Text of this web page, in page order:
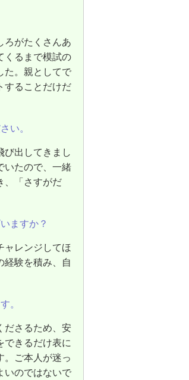
ろがたくさんあ
くるまで模試の
た。親としてで
することだけだ
い。
出してきまし
いたので、一緒
、「さすがだ
ますか？
レンジしてほ
経験を積み、自
。
ださるため、安
できるだけ表に
。ご本人が迷っ
いのではないで